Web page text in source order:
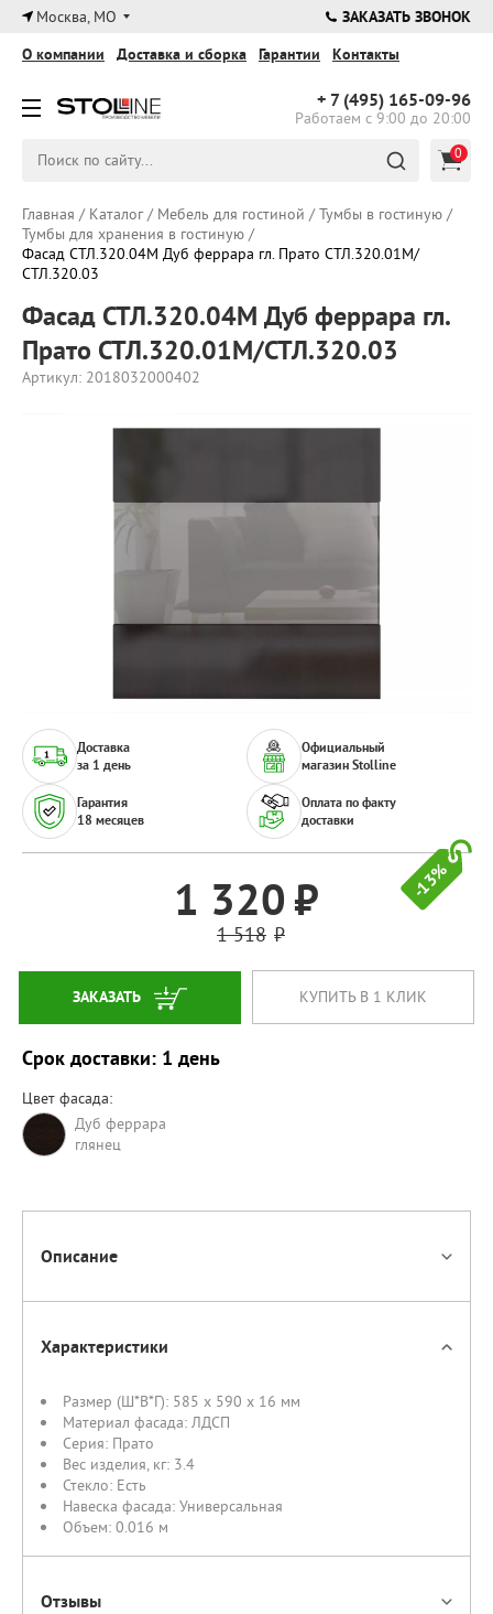
×
Москва, МО ЗАКАЗАТЬ ЗВОНОК
+ 7 (495) 165-09-96
Работаем с 9:00 до 20:00
О компании Доставка и сборка Гарантии Контакты
0
Главная / Каталог/ Мебель для гостиной /Тумбы в гостиную /
Тумбы для хранения в гостиную /
Фасад СТЛ.320.04М Дуб феррара гл. Прато СТЛ.320.01М/
СТЛ.320.03
Фасад СТЛ.320.04М Дуб феррара гл.
Прато СТЛ.320.01М/СТЛ.320.03
Артикул: 2018032000402
-13%
Доставка
за 1 день
Гарантия
18 месяцев
Официальный
магазин Stolline
Оплата по факту
доставки
1 320
1 518
ЗАКАЗАТЬ КУПИТЬ В 1 КЛИК
Срок доставки: 1 день
Цвет фасада:
Дуб феррара
глянец
Описание
Характеристики
Размер (Ш*В*Г): 585 x 590 x 16 мм
Материал фасада: ЛДСП
Серия: Прато
Вес изделия, кг: 3.4
Стекло: Есть
Навеска фасада: Универсальная
Объем: 0.016 м
Отзывы